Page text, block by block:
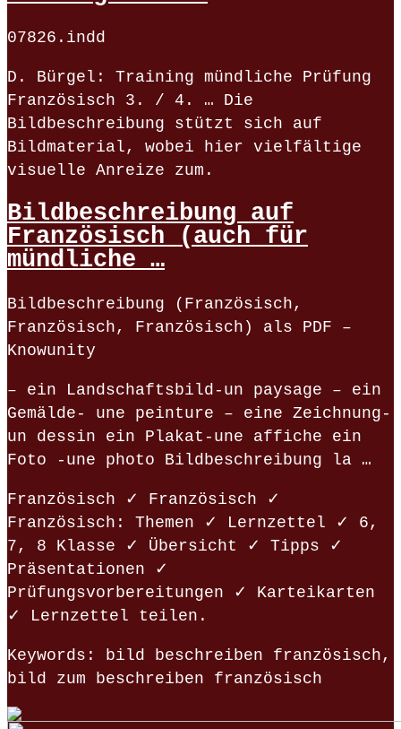
07826.indd
D. Bürgel: Training mündliche Prüfung
Französisch 3. / 4. … Die
Bildbeschreibung stützt sich auf
Bildmaterial, wobei hier vielfältige
visuelle Anreize zum.
Bildbeschreibung auf
Französisch (auch für
mündliche …
Bildbeschreibung (Französisch,
Französisch, Französisch) als PDF –
Knowunity
– ein Landschaftsbild-un paysage – ein
Gemälde- une peinture – eine Zeichnung-
un dessin ein Plakat-une affiche ein
Foto -une photo Bildbeschreibung la …
Französisch ✓ Französisch ✓
Französisch: Themen ✓ Lernzettel ✓ 6,
7, 8 Klasse ✓ Übersicht ✓ Tipps ✓
Präsentationen ✓
Prüfungsvorbereitungen ✓ Karteikarten
✓ Lernzettel teilen.
Keywords: bild beschreiben französisch,
bild zum beschreiben französisch